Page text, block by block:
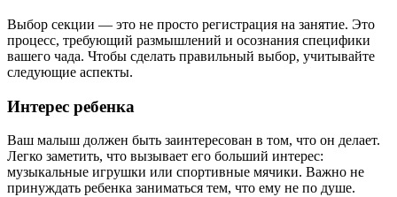
Выбор секции — это не просто регистрация на занятие. Это
процесс, требующий размышлений и осознания специфики
вашего чада. Чтобы сделать правильный выбор, учитывайте
следующие аспекты.
Интерес ребенка
Ваш малыш должен быть заинтересован в том, что он делает.
Легко заметить, что вызывает его больший интерес:
музыкальные игрушки или спортивные мячики. Важно не
принуждать ребенка заниматься тем, что ему не по душе.